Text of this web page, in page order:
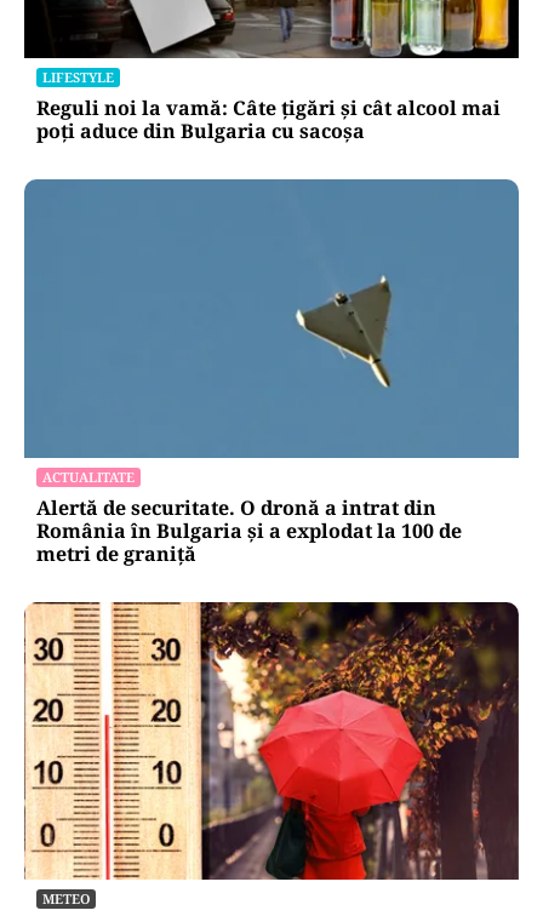
APĂRARE
Radu Miruță acuză un blocaj în Armata
Română: „Sunt oameni cu putere de decizie
care se pun de-a curmezișul”
Reguli noi la vamă: Câte țigări și cât alcool mai
poți aduce din Bulgaria cu sacoșa
ACTUALITATE
Alertă de securitate. O dronă a intrat din
România în Bulgaria şi a explodat la 100 de